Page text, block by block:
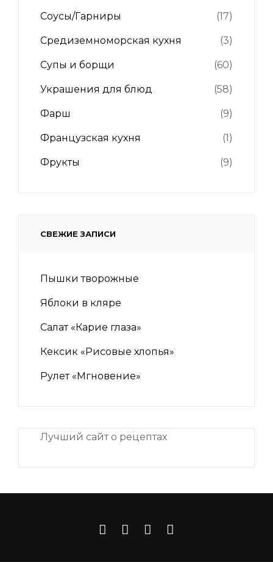
Соусы/Гарниры (17)
Средиземноморская кухня (3)
Супы и борщи (60)
Украшения для блюд (58)
Фарш (9)
Французская кухня (1)
Фрукты (9)
СВЕЖИЕ ЗАПИСИ
Пышки творожные
Яблоки в кляре
Салат «Карие глаза»
Кексик «Рисовые хлопья»
Рулет «Мгновение»
Лучший сайт о рецептах
iNii.ruinstagram
facebook